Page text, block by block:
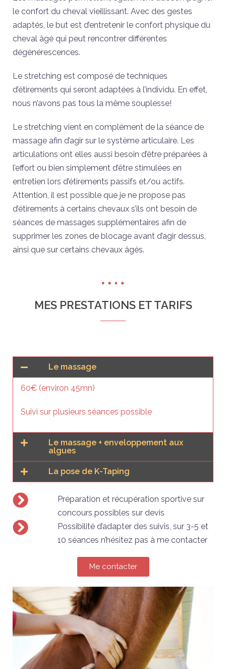
le confort du cheval vieillissant. Avec des gestes
adaptés, le but est d’entretenir le confort physique du
cheval âgé qui peut rencontrer différentes
dégénérescences.
Le stretching est composé de techniques
d’étirements qui seront adaptées à l’individu. En effet,
nous n’avons pas tous la même souplesse!
Le stretching vient en complément de la séance de
massage afin d’agir sur le système articulaire. Les
articulations ont elles aussi besoin d’être préparées à
l’effort ou bien simplement d’être stimulées en
entretien lors d’étirements passifs et/ou actifs.
Attention, il est possible que je ne propose pas
d’étirements à certains chevaux s’ils ont besoin de
séances de massages supplémentaires afin de
supprimer les zones de blocage avant d’agir dessus,
ainsi que sur certains chevaux âgés.
MES PRESTATIONS ET TARIFS
Le massage
60€ (environ 45mn)
Suivi sur plusieurs séances possible
Le massage + enveloppement aux
algues
La pose de K-Taping
Préparation et récupération sportive sur
concours possibles sur devis
Possibilité d’adapter des suivis, sur 3-5 et
10 séances n’hésitez pas à me contacter
Me contacter